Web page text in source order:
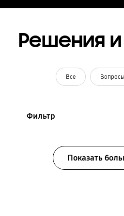
Решения
Все
Фильтр
Показать